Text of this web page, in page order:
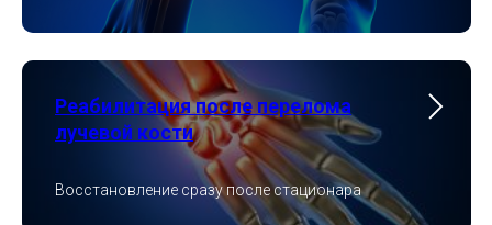
Реабилитация после перелома
лучевой кости
Восстановление сразу после стационара